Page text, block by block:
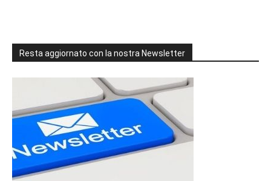
Resta aggiornato con la nostra Newsletter